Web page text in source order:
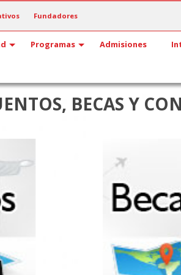
Fundadores
Programas Admisiones
BECAS Y